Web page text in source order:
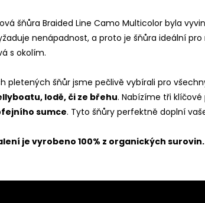
šňůra Braided Line Camo Multicolor byla
nenápadnost, a proto je šňůra ideální pro
s okolím.
pletených šňůr jsme pečlivě vybírali pro
lodě, či ze břehu. Nabízíme tři
sumce. Tyto šňůry perfektně doplní
je vyrobeno 100% z organických surovin.